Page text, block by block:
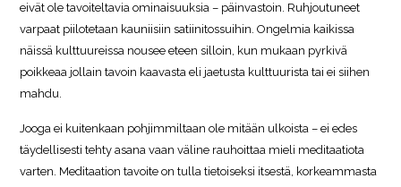
eivät ole tavoiteltavia ominaisuuksia – päinvastoin. Ruhjoutuneet
varpaat piilotetaan kauniisiin satiinitossuihin. Ongelmia kaikissa
näissä kulttuureissa nousee eteen silloin, kun mukaan pyrkivä
poikkeaa jollain tavoin kaavasta eli jaetusta kulttuurista tai ei siihen
mahdu.
Jooga ei kuitenkaan pohjimmiltaan ole mitään ulkoista – ei edes
täydellisesti tehty asana vaan väline rauhoittaa mieli meditaatiota
varten. Meditaation tavoite on tulla tietoiseksi itsestä, korkeammasta